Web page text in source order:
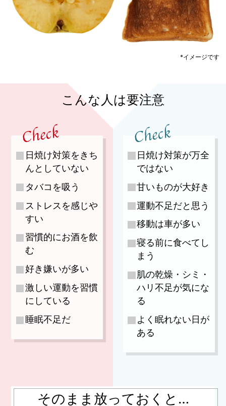
*イメージです
こんな人は要注意
日焼け対策をきち
んとしていない
タバコを吸う
ストレスを感じや
すい
習慣的にお酒を飲
む
好き嫌いが多い
激しい運動を習慣
にしている
睡眠不足だ
日焼け対策が万全
ではない
甘いものが大好き
運動不足だと思う
移動は車が多い
寝る前に食べてし
まう
肌の乾燥・シミ・
ハリ不足が気にな
る
よく眠れない日が
ある
そのまま放っておくと…